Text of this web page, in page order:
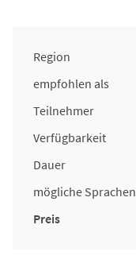
Region
empfohlen als
Teilnehmer
Verfügbarkeit
Dauer
mögliche Sprachen
Preis